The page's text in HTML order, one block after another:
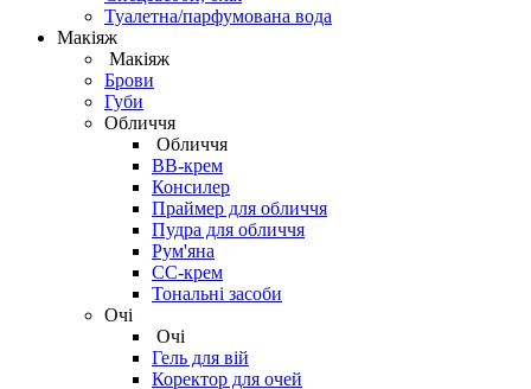
Туалетна/парфумована вода
Макіяж
Макіяж
Брови
Губи
Обличчя
Обличчя
BB-крем
Консилер
Праймер для обличчя
Пудра для обличчя
Рум'яна
СС-крем
Тональні засоби
Очі
Очі
Гель для вій
Коректор для очей